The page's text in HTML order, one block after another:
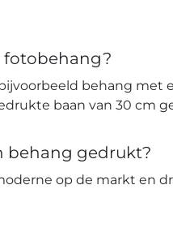
fotobehang?
behang met
baan van 30 cm
behang gedrukt?
op de markt en